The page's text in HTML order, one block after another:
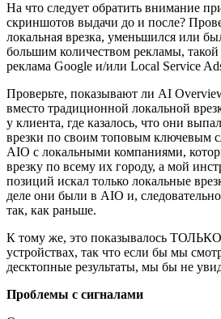
На что следует обратить внимание
скриншотов выдачи до и после?
локальная врезка, уменьшился или
большим количеством рекламы,
реклама Google и/или Local Service
Проверьте, показывают ли AI
вместо традиционной локальной
у клиента, где казалось, что они
врезки по своим топовым ключевым
AIO с локальными компаниями,
врезку по всему их городу, а мой
позиций искал только локальные
деле они были в AIO и,
так, как раньше.
К тому же, это показывалось
устройствах, так что если бы мы
десктопные результаты, мы бы не
Проблемы с сигналами